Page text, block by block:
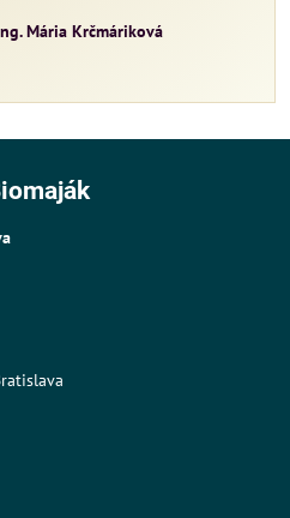
Mária Krčmáriková